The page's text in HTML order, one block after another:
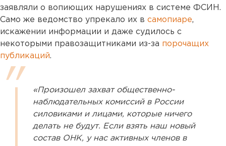
заявляли о вопиющих нарушениях в системе ФСИН.
Само же ведомство упрекало их в самопиаре,
искажении информации и даже судилось с
некоторыми правозащитниками из-за порочащих
публикаций.
«Произошел захват общественно-
наблюдательных комиссий в России
силовиками и лицами, которые ничего
делать не будут. Если взять наш новый
состав ОНК, у нас активных членов в